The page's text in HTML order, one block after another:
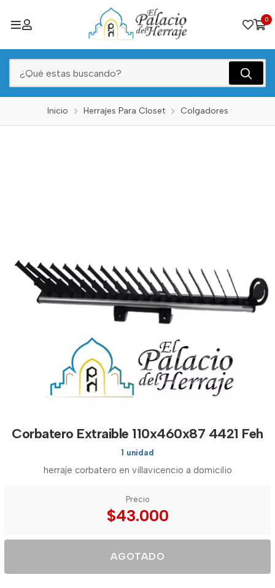
0
Inicio Herrajes Para Closet Colgadores
Corbatero Extraible 110x460x87 4421 Feh
1 unidad
herraje corbatero en villavicencio a domicilio
Precio
$43.000
AGOTADO